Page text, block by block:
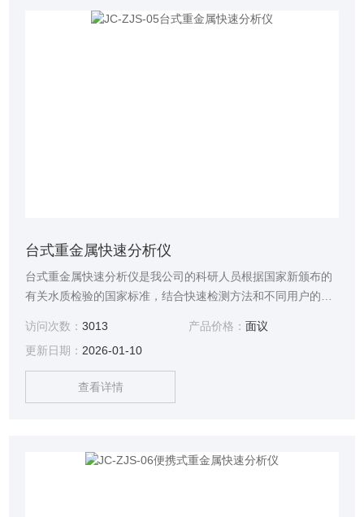
台式重金属快速分析仪
台式重金属快速分析仪是我公司的科研人员根据国家新颁布的
有关水质检验的国家标准，结合快速检测方法和不同用户的实
优点。
访问次数：3013 产品价格： 面议
更新日期：2026-01-10
查看详情